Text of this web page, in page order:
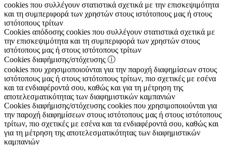
cookies που συλλέγουν στατιστικά σχετικά με την επισκεψιμότητα
και τη συμπεριφορά των χρηστών στους ιστότοπους μας ή στους
ιστότοπους τρίτων
Cookies απόδοσης cookies που συλλέγουν στατιστικά σχετικά με
την επισκεψιμότητα και τη συμπεριφορά των χρηστών στους
ιστότοπους μας ή στους ιστότοπους τρίτων
Cookies διαφήμισης/στόχευσης ⓘ
cookies που χρησιμοποιούνται για την παροχή διαφημίσεων στους
ιστότοπους μας ή στους ιστότοπους τρίτων, πιο σχετικές με εσένα
και τα ενδιαφέροντά σου, καθώς και για τη μέτρηση της
αποτελεσματικότητας των διαφημιστικών καμπανιών
Cookies διαφήμισης/στόχευσης cookies που χρησιμοποιούνται για
την παροχή διαφημίσεων στους ιστότοπους μας ή στους ιστότοπους
τρίτων, πιο σχετικές με εσένα και τα ενδιαφέροντά σου, καθώς και
για τη μέτρηση της αποτελεσματικότητας των διαφημιστικών
καμπανιών